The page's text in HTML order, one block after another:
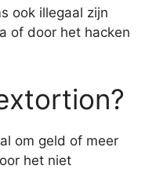
ook illegaal zijn
of door het hacken
om geld of meer
het niet